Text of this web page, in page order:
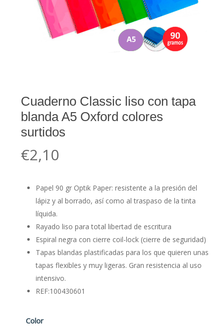
Cuaderno Classic liso con tapa
blanda A5 Oxford colores
surtidos
€2,10
Papel 90 gr Optik Paper: resistente a la presión del
lápiz y al borrado, así como al traspaso de la tinta
líquida.
Rayado liso para total libertad de escritura
Espiral negra con cierre coil-lock (cierre de seguridad)
Tapas blandas plastificadas para los que quieren unas
tapas flexibles y muy ligeras. Gran resistencia al uso
intensivo.
REF:100430601
Color